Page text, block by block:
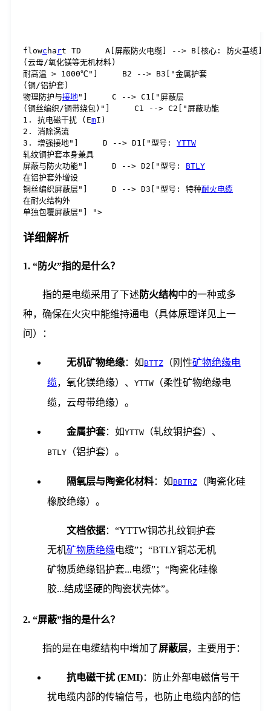
flowc ha rt TD     A[屏蔽防火电缆] --> B[核心: 防火基缆]
(云母/氧化镁等无机材料)
耐高温 > 1000℃"]     B2 --> B3["金属护套
(铜/铝护套)
物理防护与接地 "]     C --> C1["屏蔽层
(铜丝编织/铜带绕包)"]     C1 --> C2["屏蔽功能
1. 抗电磁干扰 (EmI)
2. 消除涡流
3. 增强接地"]     D --> D1["型号: YTTW
轧纹铜护套本身兼具
屏蔽与防火功能"]     D --> D2["型号: BTLY
在铝护套外增设
铜丝编织屏蔽层"]     D --> D3["型号: 特种耐火电缆
在耐火结构外
单独包覆屏蔽层"] ">
详细解析
1. “防火”指的是什么？
指的是电缆采用了下述 防火结构中的一种或多
种，确保在火灾中能维持通电（具体原理详见上一
问）：
无机矿物绝缘：如 BTTZ （刚性矿物绝缘电
缆，氧化镁绝缘）、 YTTW （柔性矿物绝缘电
缆，云母带绝缘）。
金属护套：如YTTW （轧纹铜护套）、
BTLY （铝护套）。
隔氧层与陶瓷化材料：如 BBTRZ （陶瓷化硅
橡胶绝缘）。
文档依据：“YTTW铜芯扎纹铜护套
无机矿物质绝缘电缆”；“BTLY铜芯无机
矿物质绝缘铝护套...电缆”；“陶瓷化硅橡
胶...结成坚硬的陶瓷状壳体”。
2. “屏蔽”指的是什么？
指的是在电缆结构中增加了屏蔽层，主要用于：
抗电磁干扰 (EMI)：防止外部电磁信号干
扰电缆内部的传输信号，也防止电缆内部的信